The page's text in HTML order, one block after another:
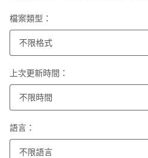
檔案類型：
不限格式
上次更新時間：
不限時間
語言：
不限語言